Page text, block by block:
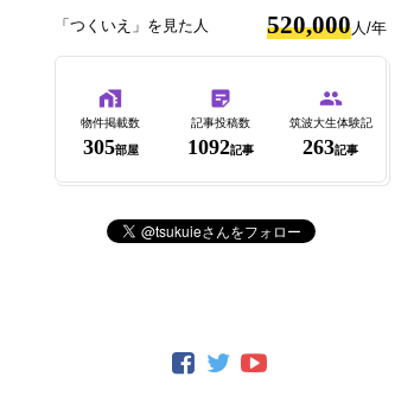
「つくいえ」を見た人 520,000 人/年
物件掲載数
305部屋
記事投稿数
1092記事
筑波大生体験記
263記事